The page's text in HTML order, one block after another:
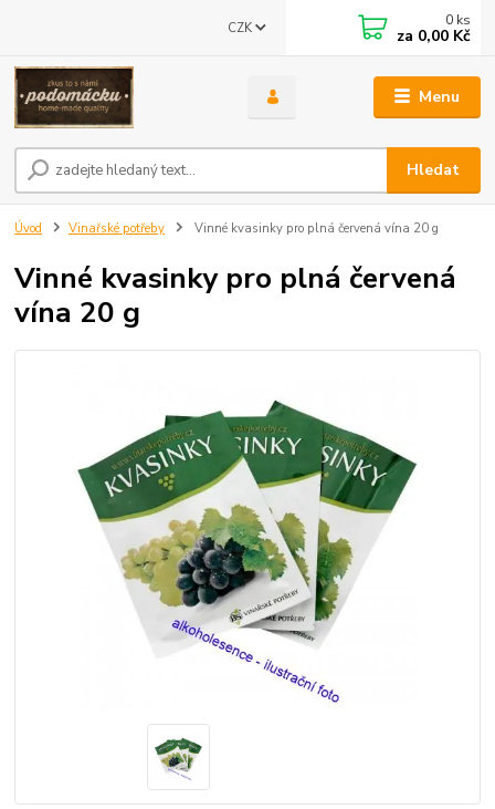
Menu
CZK
Hledat
0 ks
za 0,00 Kč
Úvod Vinařské potřeby Vinné kvasinky pro plná červená vína 20 g
Vinné kvasinky pro plná červená
vína 20 g